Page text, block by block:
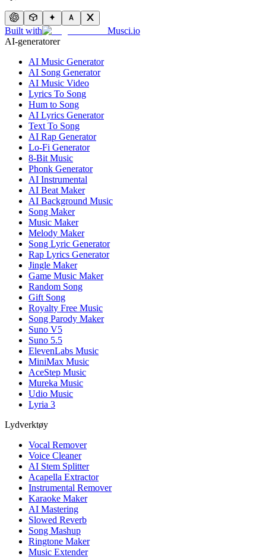
Built with
Musci.io
AI-generatorer
AI Music Generator
AI Song Generator
AI Music Video
Lyrics To Song
Hum to Song
AI Lyrics Generator
Text To Song
AI Rap Generator
Lo-Fi Generator
8-Bit Music
Phonk Generator
AI Instrumental
AI Beat Maker
AI Background Music
Song Maker
Music Maker
Melody Maker
Song Lyric Generator
Rap Lyrics Generator
Jingle Maker
Game Music Maker
Random Song
Gift Song
Royalty Free Music
Song Parody Maker
Suno V5
Suno 5.5
ElevenLabs Music
MiniMax Music
AceStep Music
Mureka Music
Udio Music
Lyria 3
Lydverktøy
Vocal Remover
Voice Cleaner
AI Stem Splitter
Acapella Extractor
Instrumental Remover
Karaoke Maker
AI Mastering
Slowed Reverb
Song Mashup
Ringtone Maker
Music Extender